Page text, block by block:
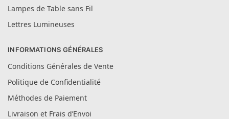
Lampes de Table sans Fil
Lettres Lumineuses
INFORMATIONS GÉNÉRALES
Conditions Générales de Vente
Politique de Confidentialité
Méthodes de Paiement
Livraison et Frais d’Envoi